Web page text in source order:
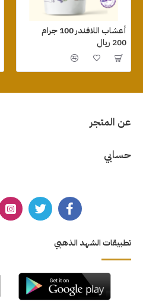
أعشاب اللافندر 100 جرام
200 ريال
عن المتجر
حسابي
تطبيقات الشهد الذهبي